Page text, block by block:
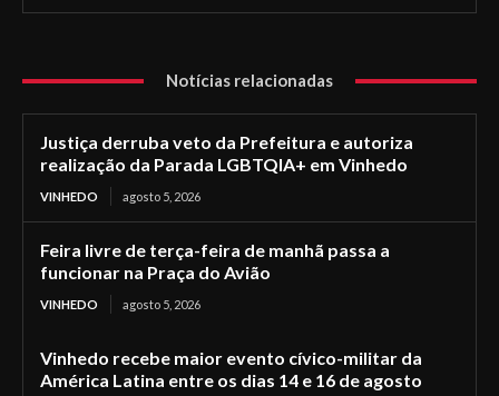
Notícias relacionadas
Justiça derruba veto da Prefeitura e autoriza
realização da Parada LGBTQIA+ em Vinhedo
VINHEDO agosto 5, 2026
Feira livre de terça-feira de manhã passa a
funcionar na Praça do Avião
VINHEDO agosto 5, 2026
Vinhedo recebe maior evento cívico-militar da
América Latina entre os dias 14 e 16 de agosto